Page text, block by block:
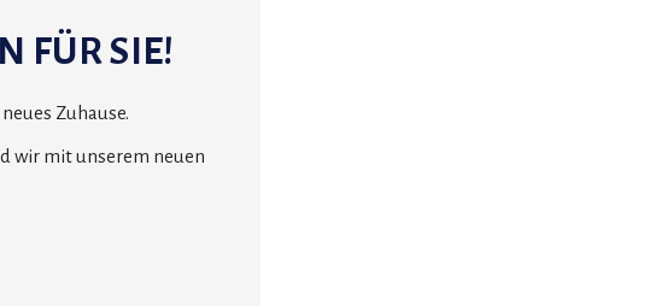
FÜR SIE!
Zuhause.
wir mit unserem neuen